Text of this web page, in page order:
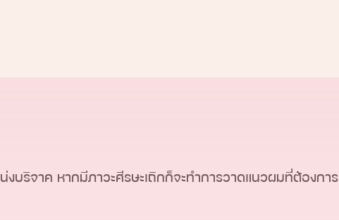
รใช้หุ่นยนต์ในปัจจุบันยังจำเป็นที่จะต้องได้รับการพัฒนาอีกมา
บริจาค หากมีภาวะศีรษะเถิกก็จะทำการวาดแนวผมที่ต้องกา